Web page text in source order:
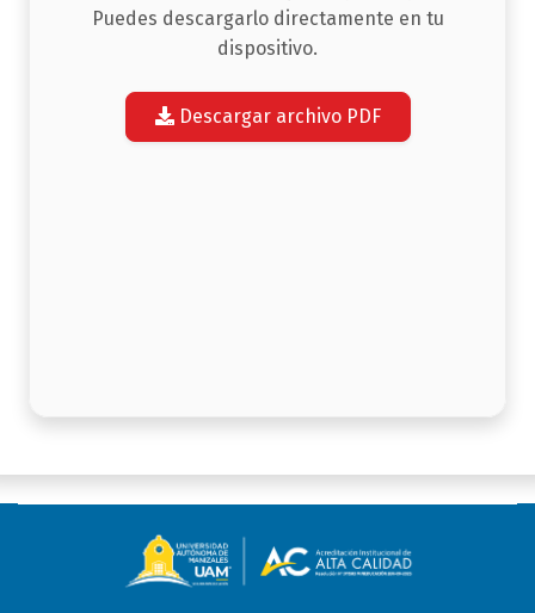
Puedes descargarlo directamente en tu
dispositivo.
Descargar archivo PDF